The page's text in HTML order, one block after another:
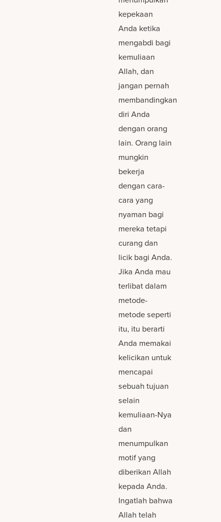
kepekaan
Anda ketika
mengabdi bagi
kemuliaan
Allah, dan
jangan pernah
membandingkan
diri Anda
dengan orang
lain. Orang lain
mungkin
bekerja
dengan cara-
cara yang
nyaman bagi
mereka tetapi
curang dan
licik bagi Anda.
Jika Anda mau
terlibat dalam
metode-
metode seperti
itu, itu berarti
Anda memakai
kelicikan untuk
mencapai
sebuah tujuan
selain
kemuliaan-Nya
dan
menumpulkan
motif yang
diberikan Allah
kepada Anda.
Ingatlah bahwa
Allah telah